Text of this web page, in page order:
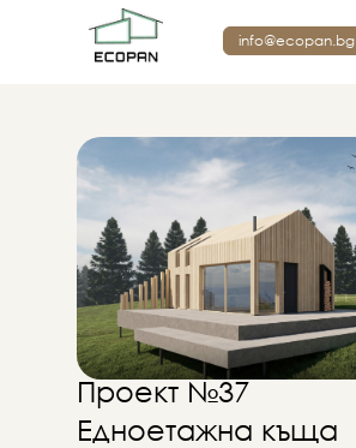
info@ecopan.bg
Проект №37
Едноетажна къща